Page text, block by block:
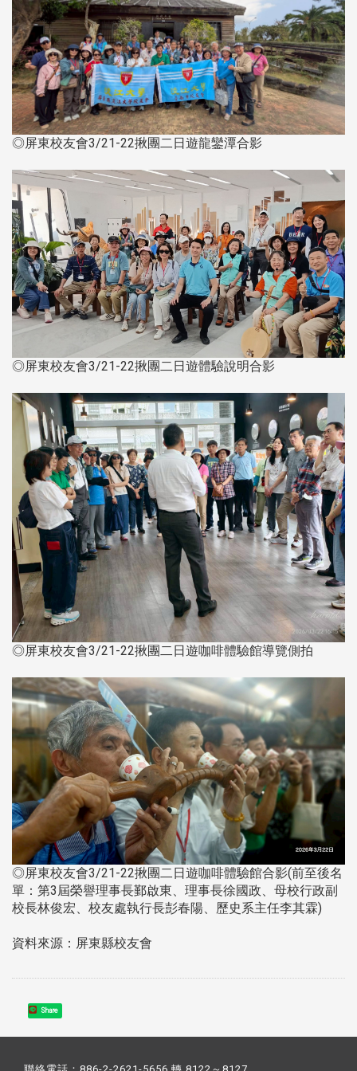
◎屏東校友會3/21-22揪團二日遊龍鑾潭合影
◎屏東校友會3/21-22揪團二日遊體驗說明合影
◎屏東校友會3/21-22揪團二日遊咖啡體驗館導覽側拍
◎屏東校友會3/21-22揪團二日遊咖啡體驗館合影(前至後名
單：第3屆榮譽理事長鄞啟東、理事長徐國政、母校行政副
校長林俊宏、校友處執行長彭春陽、歷史系主任李其霖)
資料來源：屏東縣校友會
Share